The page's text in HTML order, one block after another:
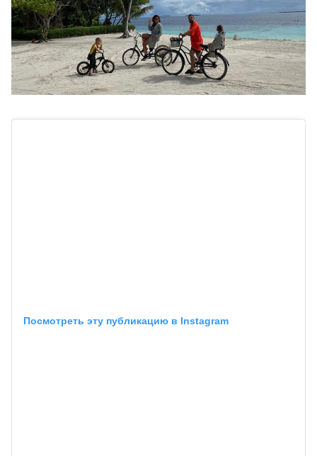
Посмотреть эту публикацию в Instagram